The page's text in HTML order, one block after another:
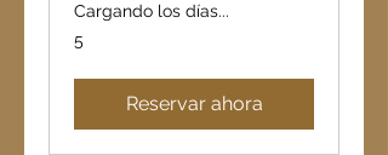
Cargando los días...
5
Reservar ahora